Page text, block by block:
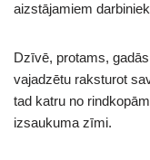
aizstājamiem
Dzīvē, protams,
vajadzētu raksturot
tad katru no
izsaukuma zīmi.